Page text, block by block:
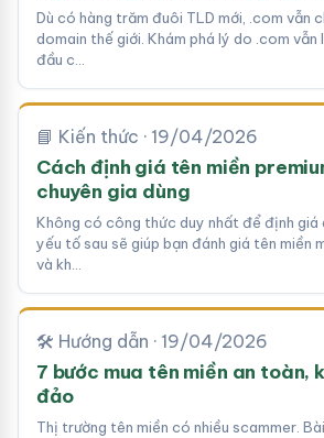
Dù có hàng trăm đuôi TLD mới, .com vẫn
domain thế giới. Khám phá lý do .com vẫn
đầu c…
📘 Kiến thức · 19/04/2026
Cách định giá tên miền
chuyên gia dùng
Không có công thức duy nhất để định giá
yếu tố sau sẽ giúp bạn đánh giá tên miền
và kh…
🛠 Hướng dẫn · 19/04/2026
7 bước mua tên miền an toàn,
đảo
Thị trường tên miền có nhiều scammer.